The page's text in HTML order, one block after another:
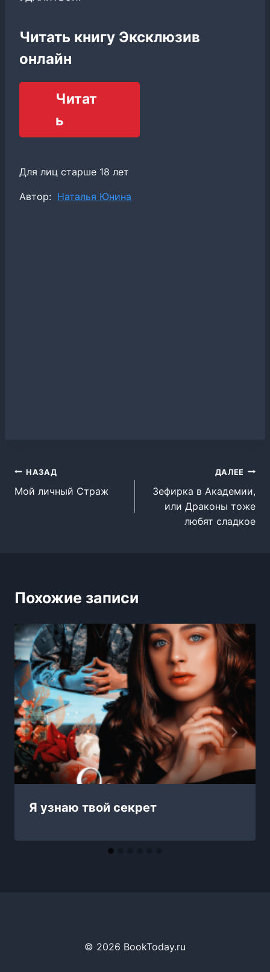
Читать книгу Эксклюзив
онлайн
Читат
ь
Для лиц старше 18 лет
Метки
Автор: Наталья Юнина
Навигация
по
НАЗАД
Мой личный Страж
ДАЛЕЕ
Зефирка в Академии,
или Драконы тоже
любят сладкое
Похожие записи
Я узнаю твой секрет
© 2026 BookToday.ru